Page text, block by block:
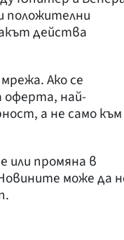
положителни
действа
Ако се
оферта, най-
а не само към
или промяна в
може да